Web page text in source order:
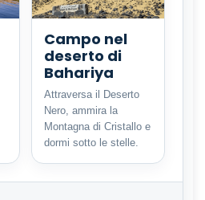
Campo nel
deserto di
Bahariya
Attraversa il Deserto
Nero, ammira la
Montagna di Cristallo e
dormi sotto le stelle.